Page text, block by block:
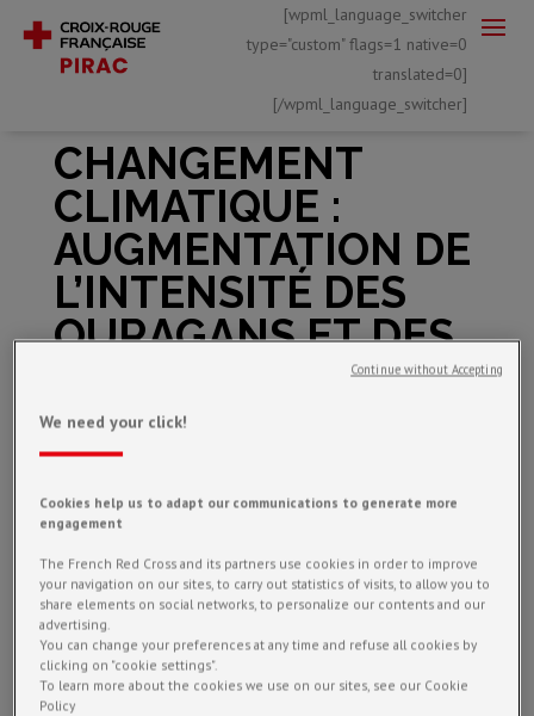
[wpml_language_switcher
type="custom" flags=1 native=0
translated=0]
[/wpml_language_switcher]
CHANGEMENT
CLIMATIQUE :
AUGMENTATION DE
L’INTENSITÉ DES
OURAGANS ET DES
TROPICALES
Oct 1, 2022
We need your click!
Cookies help us to adapt our communications to generate more
engagement
The French Red Cross and its partners use cookies in order to improve
your navigation on our sites, to carry out statistics of visits, to allow you to
share elements on social networks, to personalize our contents and our
advertising.
You can change your preferences at any time and refuse all cookies by
clicking on "cookie settings".
To learn more about the cookies we use on our sites, see our Cookie
Policy
Continue without Accepting